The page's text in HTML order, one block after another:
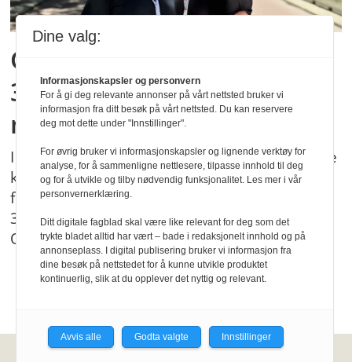
Går mot slutten for
36‑timersuka: – Et
nødvendig kompromiss
I flere tiår har ansatte fysioterapeuter i norske
kommuner hatt en arbeidstid som skilte dem
fra resten av kommune-Norge. Nå er
36‑timersuka på vei ut. Hvordan skjedde det?
Og hva betyr det?
Dine valg:
Informasjonskapsler og personvern
For å gi deg relevante annonser på vårt nettsted bruker vi
informasjon fra ditt besøk på vårt nettsted. Du kan reservere
deg mot dette under "Innstillinger".
For øvrig bruker vi informasjonskapsler og lignende verktøy for
analyse, for å sammenligne nettlesere, tilpasse innhold til deg
og for å utvikle og tilby nødvendig funksjonalitet. Les mer i vår
personvernerklæring.
Ditt digitale fagblad skal være like relevant for deg som det
trykte bladet alltid har vært – bade i redaksjonelt innhold og på
annonseplass. I digital publisering bruker vi informasjon fra
dine besøk på nettstedet for å kunne utvikle produktet
kontinuerlig, slik at du opplever det nyttig og relevant.
Avvis alle Godta valgte Innstillinger